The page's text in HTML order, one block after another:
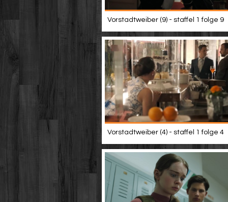
Vorstadtweiber (9) - staffel 1 folge 9
Vorstadtweiber (4) - staffel 1 folge 4